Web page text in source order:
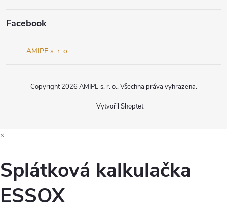
Facebook
AMIPE s. r. o.
Vytvořil Shoptet
Copyright 2026 AMIPE s. r. o.. Všechna práva vyhrazena.
×
Splátková kalkulačka
ESSOX